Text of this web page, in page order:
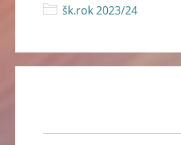
šk.rok 2023/24